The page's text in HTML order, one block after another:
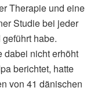
Therapie und eine
Studie bei jeder
habe.
dabei nicht erhöht
berichtet, hatte
von 41 dänischen